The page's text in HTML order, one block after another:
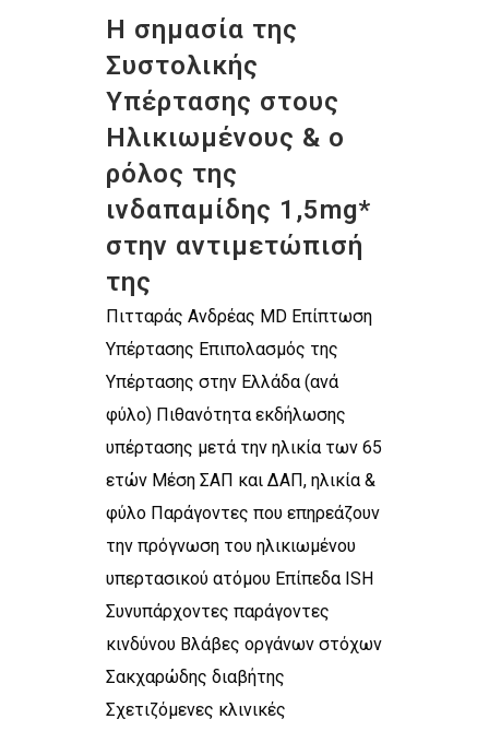
Η σημασία της
Συστολικής
Υπέρτασης στους
Ηλικιωμένους & ο
ρόλος της
ινδαπαμίδης 1,5mg*
στην αντιμετώπισή
της
Πιτταράς Ανδρέας MD Επίπτωση
Υπέρτασης Επιπολασμός της
Υπέρτασης στην Ελλάδα (ανά
φύλο) Πιθανότητα εκδήλωσης
υπέρτασης μετά την ηλικία των 65
ετών Μέση ΣΑΠ και ΔΑΠ, ηλικία &
φύλο Παράγοντες που επηρεάζουν
την πρόγνωση του ηλικιωμένου
υπερτασικού ατόμου Επίπεδα ISH
Συνυπάρχοντες παράγοντες
κινδύνου Βλάβες οργάνων στόχων
Σακχαρώδης διαβήτης
Σχετιζόμενες κλινικές